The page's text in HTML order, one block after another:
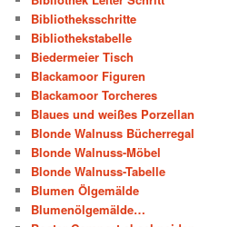
Bibliotheksschritte
Bibliothekstabelle
Biedermeier Tisch
Blackamoor Figuren
Blackamoor Torcheres
Blaues und weißes Porzellan
Blonde Walnuss Bücherregal
Blonde Walnuss-Möbel
Blonde Walnuss-Tabelle
Blumen Ölgemälde
Blumenölgemälde…